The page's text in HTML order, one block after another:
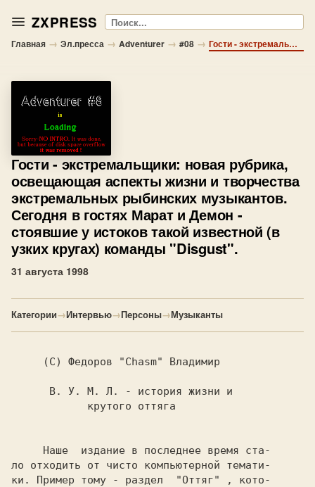
ZXPRESS Поиск
Главная → Эл.пресса → Adventurer → #08 → Гости - экстремальщики: новая рубрика, освещающая аспекты жизни и творчества экстремальных рыбинских музыкантов. Сегодня в гостях Марат и Демон - стоявшие у истоков такой известной (в узких кругах) команды "Disgust".
Гости - экстремальщики: новая рубрика,
освещающая аспекты жизни и творчества
экстремальных рыбинских музыкантов.
Сегодня в гостях Марат и Демон -
стоявшие у истоков такой известной (в
узких кругах) команды "Disgust".
31 августа 1998
Категории→Интервью→Персоны→Музыканты
   (C) Федоров "Chasm" Владимир
ло отходить от чисто компьютерной темати-
ки. Пример тому - раздел
"Оттяг"
, кото-